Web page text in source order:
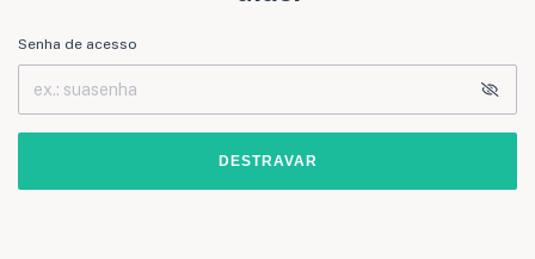
Senha de acesso
DESTRAVAR